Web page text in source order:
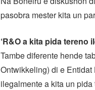
pasobra mester kita un
‘R&O a kita pida tereno
Tambe diferente hende
Ontwikkeling) di e Entidat
ilegalmente a kita un